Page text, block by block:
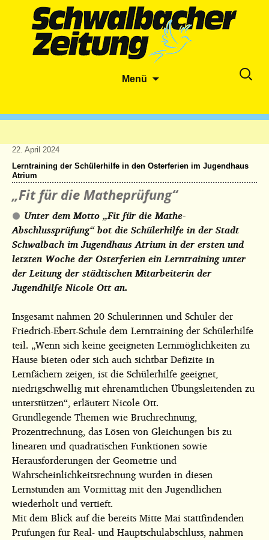
Menü
Suche
22. April 2024
Lerntraining der Schülerhilfe in den Osterferien im Jugendhaus
Atrium
„Fit für die Matheprüfung“
Unter dem Motto „Fit für die Mathe-
Abschlussprüfung“ bot die Schülerhilfe in der Stadt
Schwalbach im Jugendhaus Atrium in der ersten und
letzten Woche der Osterferien ein Lerntraining unter
der Leitung der städtischen Mitarbeiterin der
Jugendhilfe Nicole Ott an.
Insgesamt nahmen 20 Schülerinnen und Schüler der
Friedrich-Ebert-Schule dem Lerntraining der Schülerhilfe
teil. „Wenn sich keine geeigneten Lernmöglichkeiten zu
Hause bieten oder sich auch sichtbar Defizite in
Lernfächern zeigen, ist die Schülerhilfe geeignet,
niedrigschwellig mit ehrenamtlichen Übungsleitenden zu
unterstützen“, erläutert Nicole Ott.
Grundlegende Themen wie Bruchrechnung,
Prozentrechnung, das Lösen von Gleichungen bis zu
linearen und quadratischen Funktionen sowie
Herausforderungen der Geometrie und
Wahrscheinlichkeitsrechnung wurden in diesen
Lernstunden am Vormittag mit den Jugendlichen
wiederholt und vertieft.
Mit dem Blick auf die bereits Mitte Mai stattfindenden
Prüfungen für Real- und Hauptschulabschluss, nahmen